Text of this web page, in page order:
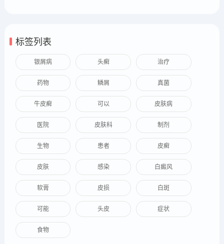
标签列表
银屑病 头癣 治疗
药物 鳞屑 真菌
牛皮癣 可以 皮肤病
医院 皮肤科 制剂
生物 患者 皮癣
皮肤 感染 白癜风
软膏 皮损 白斑
可能 头皮 症状
食物